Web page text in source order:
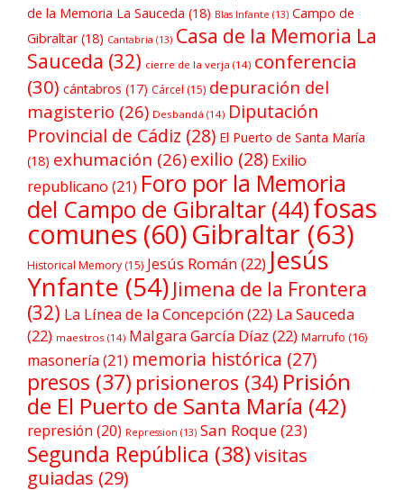
de la Memoria La Sauceda (18) Blas Infante (13) Campo de
Gibraltar(18) Cantabria (13) Casa de la Memoria La
Sauceda (32) cierre de la verja (14) conferencia
(30) cántabros (17) Cárcel (15) depuración del
magisterio (26) Desbandá (14) Diputación
Provincial de Cádiz (28) El Puerto de Santa María
(18) exhumación (26) exilio (28) Exilio
republicano (21) Foro por la Memoria
del Campo de Gibraltar (44)fosas
comunes (60)Gibraltar(63)
Historical Memory (15) Jesús Román(22) Jesús
Ynfante (54) Jimena de la Frontera
(32) La Línea de la Concepción(22) La Sauceda
(22) maestros (14) Malgara García Díaz (22) Marrufo (16)
masonería (21) memoria histórica (27)
presos (37) prisioneros (34) Prisión
de El Puerto de Santa María (42)
represión (20) Repression (13) San Roque(23)
Segunda República (38)visitas
guiadas (29)